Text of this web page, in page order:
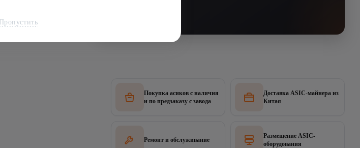
Покупка асиков с наличия
и по предзаказу с завода
Доставка ASIC-майнера из
Китая
Ремонт и обслуживание
Размещение ASIC-
оборудования
Пропустить